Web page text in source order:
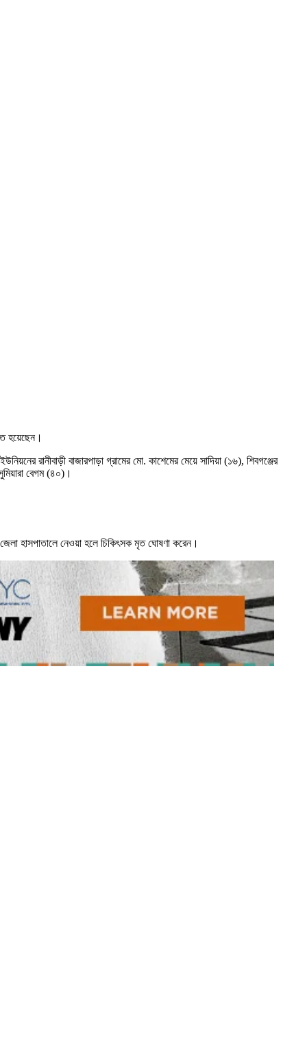
হয়েছেন।
রানীবাড়ী বাজারপাড়া গ্রামের মো. কাশেমের মেয়ে সাদিয়া (১৬), শিবগঞ্জের
বেগম (৪০)।
হাসপাতালে নেওয়া হলে চিকিৎসক মৃত ঘোষণা করেন।